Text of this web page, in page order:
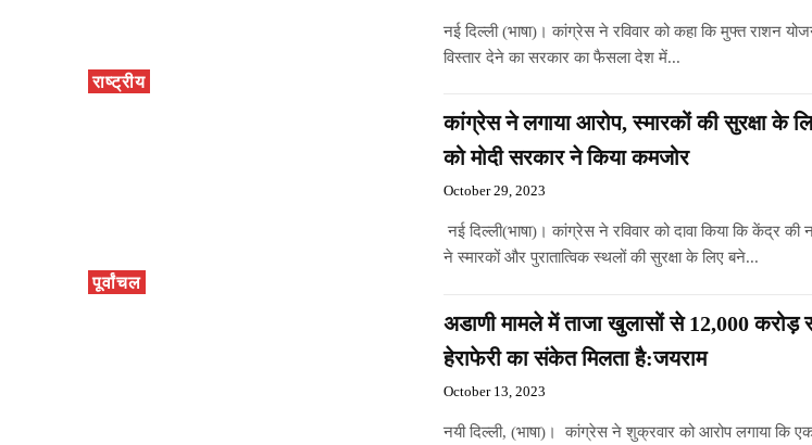
राष्ट्रीय
नई दिल्ली (भाषा)। कांग्रेस ने रविवार को कहा कि मुफ्त राशन
विस्तार देने का सरकार का फैसला देश में...
पूर्वांचल
कांग्रेस ने लगाया आरोप, स्मारकों की सुरक्षा के
को मोदी सरकार ने किया कमजोर
October 29, 2023
नई दिल्ली(भाषा)। कांग्रेस ने रविवार को दावा किया कि केंद्र की
ने स्मारकों और पुरातात्विक स्थलों की सुरक्षा के लिए बने...
अडाणी मामले में ताजा खुलासों से 12,000 करोड़
हेराफेरी का संकेत मिलता है:जयराम
October 13, 2023
नयी दिल्ली, (भाषा)। कांग्रेस ने शुक्रवार को आरोप लगाया कि एक